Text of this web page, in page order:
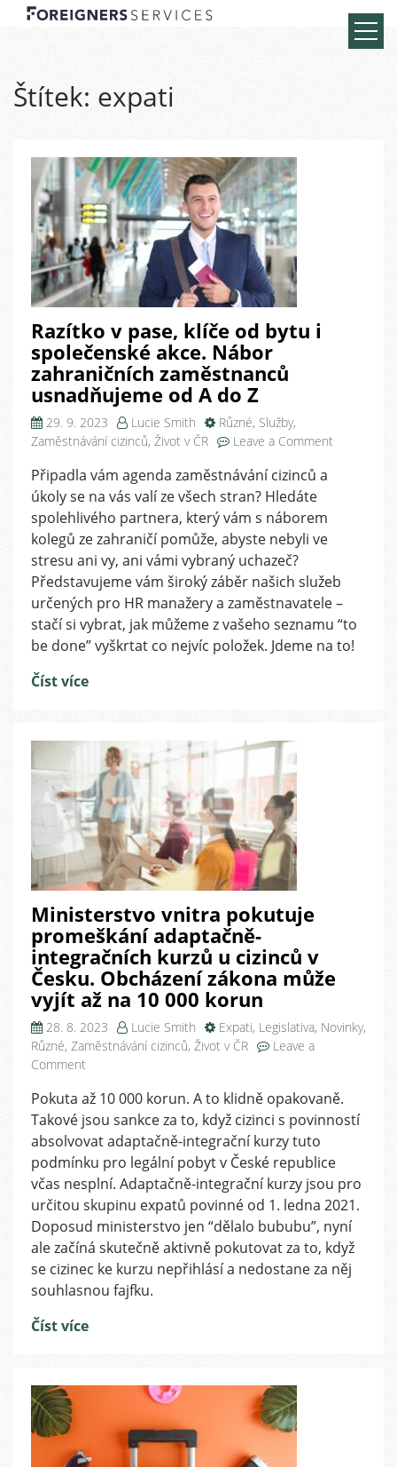
Štítek: expati
Razítko v pase, klíče od bytu i
společenské akce. Nábor
zahraničních zaměstnanců
usnadňujeme od A do Z
29. 9. 2023 Lucie Smith Různé, Služby,
Zaměstnávání cizinců, Život v ČR Leave a Comment
akce.
Nábor
Připadla vám agenda zaměstnávání cizinců a
úkoly se na vás valí ze všech stran? Hledáte
spolehlivého partnera, který vám s náborem
kolegů ze zahraničí pomůže, abyste nebyli ve
stresu ani vy, ani vámi vybraný uchazeč?
Představujeme vám široký záběr našich služeb
určených pro HR manažery a zaměstnavatele –
stačí si vybrat, jak můžeme z vašeho seznamu “to
be done” vyškrtat co nejvíc položek. Jdeme na to!
Číst více
Ministerstvo vnitra pokutuje
promeškání adaptačně-
integračních kurzů u cizinců v
Česku. Obcházení zákona může
vyjít až na 10 000 korun
28. 8. 2023 Lucie Smith Expati, Legislativa, Novinky,
Různé, Zaměstnávání cizinců, Život v ČR
Leave a
Comment
vnitra
pokutuje
promeškání
adaptačně-
integračních
kurzů
u
cizinců
v
Česku.
Obcházení
může
Pokuta až 10 000 korun. A to klidně opakovaně.
Takové jsou sankce za to, když cizinci s povinností
absolvovat adaptačně-integrační kurzy tuto
podmínku pro legální pobyt v České republice
včas nesplní. Adaptačně-integrační kurzy jsou pro
určitou skupinu expatů povinné od 1. ledna 2021.
Doposud ministerstvo jen “dělalo bububu”, nyní
ale začíná skutečně aktivně pokutovat za to, když
se cizinec ke kurzu nepřihlásí a nedostane za něj
souhlasnou fajfku.
Číst více